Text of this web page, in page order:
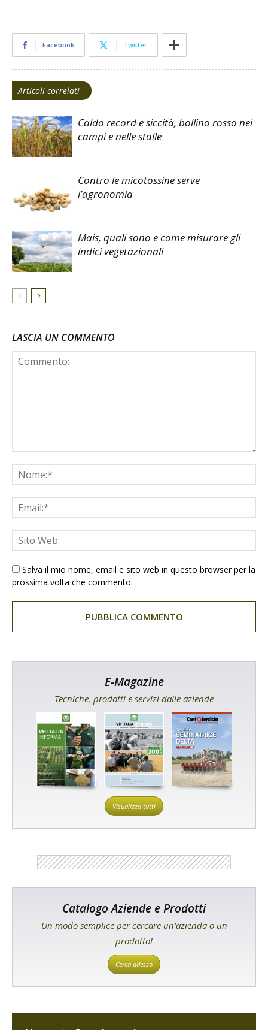
Facebook Twitter
Articoli correlati
Caldo record e siccità, bollino rosso nei
campi e nelle stalle
Contro le micotossine serve
l’agronomia
Mais, quali sono e come misurare gli
indici vegetazionali
LASCIA UN COMMENTO
Salva il mio nome, email e sito web in questo browser per la
prossima volta che commento.
E-Magazine
Tecniche, prodotti e servizi dalle aziende
Visualizza tutti
Catalogo Aziende e Prodotti
Un modo semplice per cercare un'azienda o un
prodotto!
Cerca adesso